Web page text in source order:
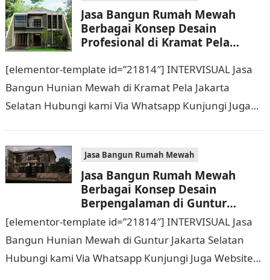
Jasa Bangun Rumah Mewah
Berbagai Konsep Desain
Profesional di Kramat Pela
9933 588
[elementor-template id=”21814″] INTERVISUAL Jasa
Bangun Hunian Mewah di Kramat Pela Jakarta
Selatan Hubungi kami Via Whatsapp Kunjungi Juga
Jasa Bangun Rumah Mewah
Jasa Bangun Rumah Mewah
Berbagai Konsep Desain
Berpengalaman di Guntur
Jakarta Selatan Hubungi 0811
9933 588
[elementor-template id=”21814″] INTERVISUAL Jasa
Bangun Hunian Mewah di Guntur Jakarta Selatan
Hubungi kami Via Whatsapp Kunjungi Juga Website